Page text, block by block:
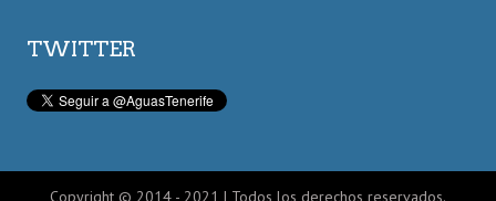
TWITTER
Copyright © 2014 - 2021 | Todos los derechos reservados.